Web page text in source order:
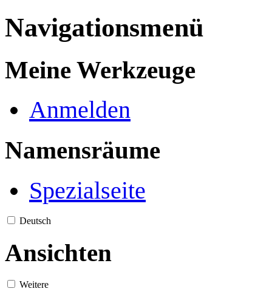
Navigationsmenü
Meine Werkzeuge
Anmelden
Namensräume
Spezialseite
Deutsch
Ansichten
Weitere